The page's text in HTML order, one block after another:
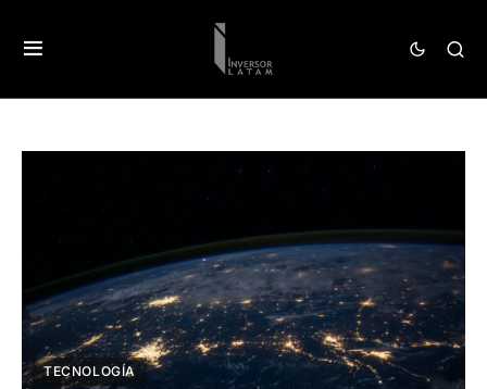
TECNOLOGÍA